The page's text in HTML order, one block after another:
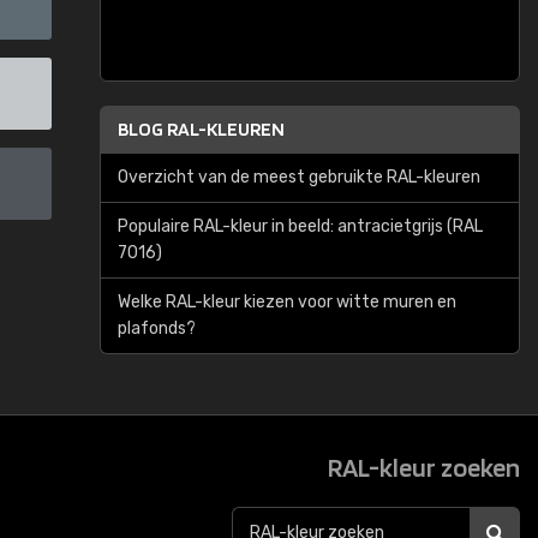
BLOG RAL-KLEUREN
Overzicht van de meest gebruikte RAL-kleuren
Populaire RAL-kleur in beeld: antracietgrijs (RAL
7016)
Welke RAL-kleur kiezen voor witte muren en
plafonds?
RAL-kleur zoeken